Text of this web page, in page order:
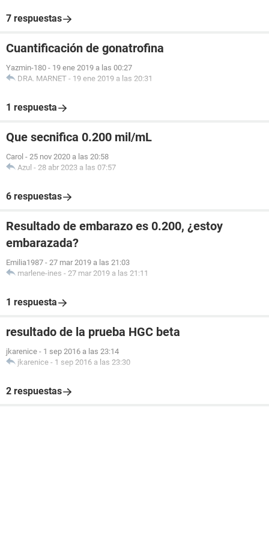
7 respuestas
Cuantificación de gonatrofina
Yazmin-180 - 19 ene 2019 a las 00:27
DRA. MARNET - 19 ene 2019 a las 20:31
1 respuesta
Que secnifica 0.200 mil/mL
Carol - 25 nov 2020 a las 20:58
Azul - 28 abr 2023 a las 07:57
6 respuestas
Resultado de embarazo es 0.200, ¿estoy
embarazada?
Emilia1987 - 27 mar 2019 a las 21:03
marlene-ines - 27 mar 2019 a las 21:11
1 respuesta
resultado de la prueba HGC beta
jkarenice - 1 sep 2016 a las 23:14
jkarenice - 1 sep 2016 a las 23:30
2 respuestas